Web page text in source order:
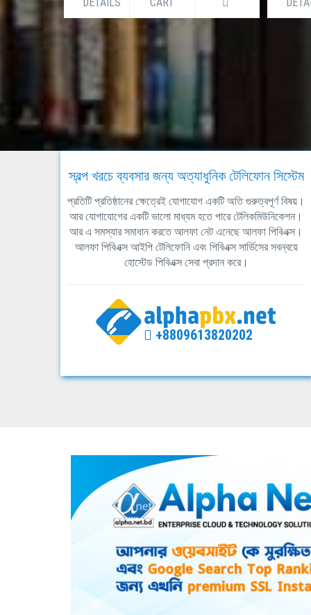
স্বল্প খরচে ব্যবসার জন্য অত্যাধুনিক টেলিফোন সিস্টেম
প্রতিটি প্রতিষ্ঠানের ক্ষেত্রেই যোগাযোগ একটি অতি গুরুত্বপূর্ণ বিষয়।
আর যোগাযোগের একটি ভালো মাধ্যম হতে পারে টেলিকমিউনিকেশন।
আর এ সমস্যার সমাধান করতে আলফা নেট এনেছে আলফা পিবিএক্স।
আলফা পিবিএক্স আইপি টেলিফোনি এবং পিবিএক্স সার্ভিসের সবন্বয়ে
হোস্টেড পিবিএক্স সেবা প্রদান করে।
+8809613820202